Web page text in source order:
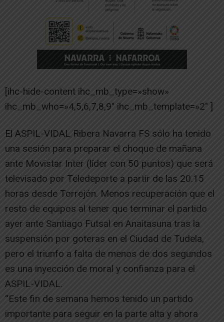
[ihc-hide-content ihc_mb_type=»show»
ihc_mb_who=»4,5,6,7,8,9″ ihc_mb_template=»2″ ]
El ASPIL-VIDAL Ribera Navarra FS sólo ha tenido
una sesión para preparar el choque de mañana
ante Movistar Inter (líder con 50 puntos) que será
televisado por Teledeporte a partir de las 20.15
horas desde Torrejón. Menos recuperación que el
resto de equipos al tener que terminar el partido
ayer ante Santiago Futsal en Anaitasuna tras la
suspensión por goteras en el Ciudad de Tudela,
pero el triunfo a falta de menos de dos segundos
es una inyección de moral y confianza para el
ASPIL-VIDAL.
“Este fin de semana hemos tenido un partido
importante para seguir en la parte alta y ahora